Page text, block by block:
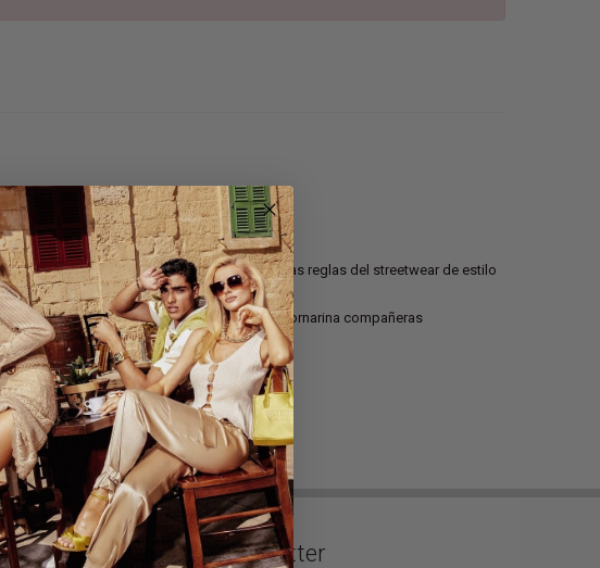
libre de cualquier estereotipo.
un must-have joven y moderno, dictando las reglas del streetwear de estilo
y el inimitable fondo Up hacen de las Fornarina compañeras
Newsletter